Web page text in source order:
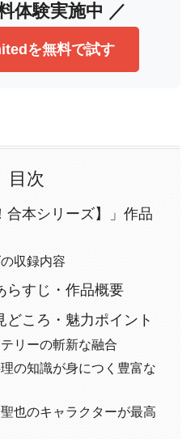
体験実施中 ／
を無料で試す
目次
合本シリーズ】」作品
収録内容
らすじ・作品概要
どころ・魅力ポイント
リーの斬新な融合
の知識が身につく豊富な
也のキャラクターが最高